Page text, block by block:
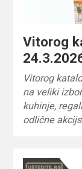
Vitorog
Vitorog
na veliki
kuhinje,
odlične